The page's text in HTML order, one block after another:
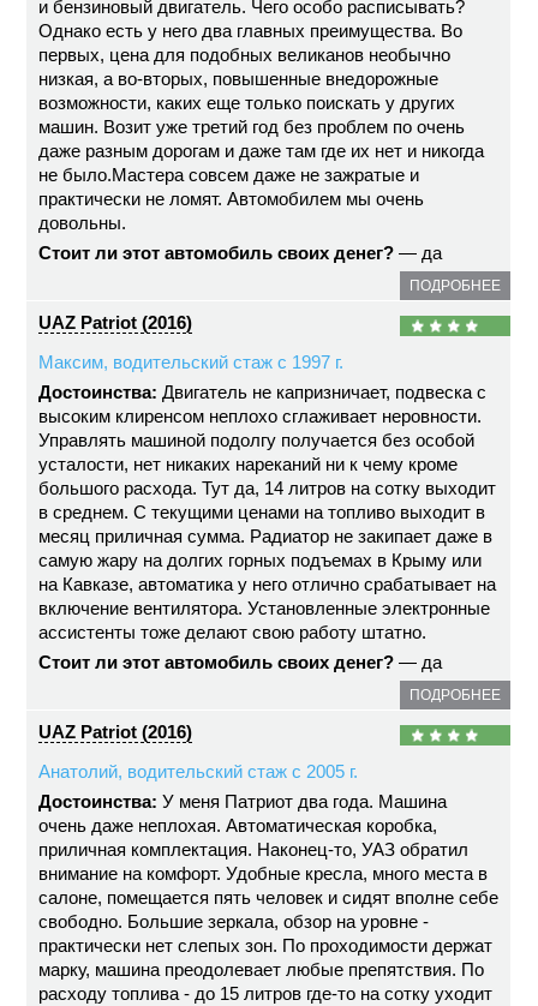
и бензиновый двигатель. Чего особо расписывать?
Однако есть у него два главных преимущества. Во
первых, цена для подобных великанов необычно
низкая, а во-вторых, повышенные внедорожные
возможности, каких еще только поискать у других
машин. Возит уже третий год без проблем по очень
даже разным дорогам и даже там где их нет и никогда
не было.Мастера совсем даже не зажратые и
практически не ломят. Автомобилем мы очень
довольны.
Стоит ли этот автомобиль своих денег? — да
ПОДРОБНЕЕ
UAZ Patriot (2016)
Максим, водительский стаж с 1997 г.
Достоинства: Двигатель не капризничает, подвеска с
высоким клиренсом неплохо сглаживает неровности.
Управлять машиной подолгу получается без особой
усталости, нет никаких нареканий ни к чему кроме
большого расхода. Тут да, 14 литров на сотку выходит
в среднем. С текущими ценами на топливо выходит в
месяц приличная сумма. Радиатор не закипает даже в
самую жару на долгих горных подъемах в Крыму или
на Кавказе, автоматика у него отлично срабатывает на
включение вентилятора. Установленные электронные
ассистенты тоже делают свою работу штатно.
Стоит ли этот автомобиль своих денег? — да
ПОДРОБНЕЕ
UAZ Patriot (2016)
Анатолий, водительский стаж с 2005 г.
Достоинства: У меня Патриот два года. Машина
очень даже неплохая. Автоматическая коробка,
приличная комплектация. Наконец-то, УАЗ обратил
внимание на комфорт. Удобные кресла, много места в
салоне, помещается пять человек и сидят вполне себе
свободно. Большие зеркала, обзор на уровне -
практически нет слепых зон. По проходимости держат
марку, машина преодолевает любые препятствия. По
расходу топлива - до 15 литров где-то на сотку уходит